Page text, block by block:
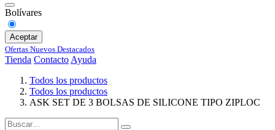
Bolívares
Aceptar
Ofertas Nuevos Destacados
Tienda Contacto Ayuda
Todos los productos
Todos los productos
ASK SET DE 3 BOLSAS DE SILICONE TIPO ZIPLOC